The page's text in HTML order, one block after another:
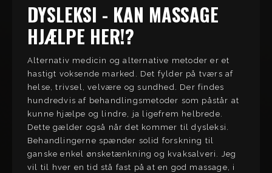
DYSLEKSI - KAN MASSAGE
HJÆLPE HER!?
Alternativ medicin og alternative metoder er et
hastigt voksende marked. Det fylder på tværs af
helse, trivsel, velvære og sundhed. Der findes
hundredvis af behandlingsmetoder som påstår at
kunne hjælpe og lindre, ja ligefrem helbrede.
Dette gælder også når det kommer til dysleksi.
Behandlingerne spænder solid forskning til
ganske enkel ønsketænkning og kvaksalveri. Jeg
vil til hver en tid stå fast på at en god massage, i